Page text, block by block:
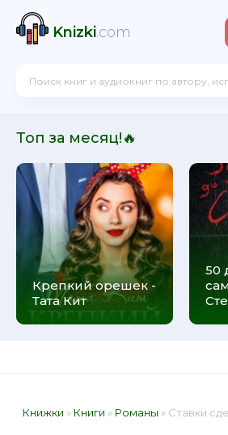
Knizki.com
Топ за месяц!🔥
Крепкий орешек -
Тата Кит
50
Книжки » Книги » Романы » Ставки сделаны -